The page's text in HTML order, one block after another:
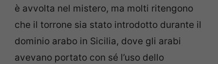
è avvolta nel mistero, ma molti ritengono
che il torrone sia stato introdotto durante il
dominio arabo in Sicilia, dove gli arabi
avevano portato con sé l’uso dello